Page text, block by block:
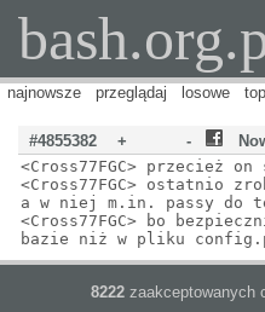
najnowsze przeglądaj losowe top
#4855382 + -
<Cross77FGC> przecież
<Cross77FGC> ostatnio
a w niej m.in. passy do
<Cross77FGC> bo
bazie niż w pliku
8222 zaakceptowanych